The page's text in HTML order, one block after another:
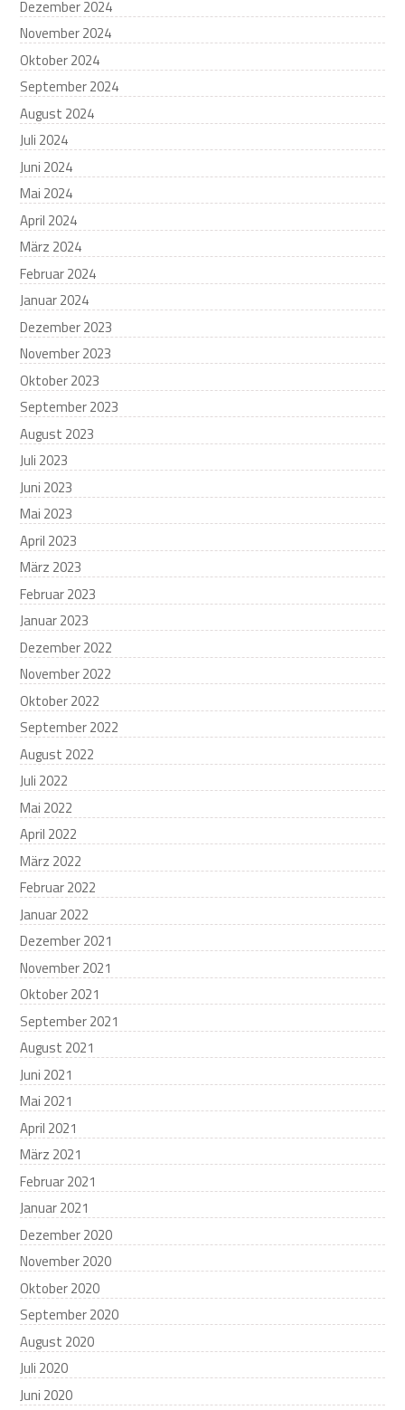
Dezember 2024
November 2024
Oktober 2024
September 2024
August 2024
Juli 2024
Juni 2024
Mai 2024
April 2024
März 2024
Februar 2024
Januar 2024
Dezember 2023
November 2023
Oktober 2023
September 2023
August 2023
Juli 2023
Juni 2023
Mai 2023
April 2023
März 2023
Februar 2023
Januar 2023
Dezember 2022
November 2022
Oktober 2022
September 2022
August 2022
Juli 2022
Mai 2022
April 2022
März 2022
Februar 2022
Januar 2022
Dezember 2021
November 2021
Oktober 2021
September 2021
August 2021
Juni 2021
Mai 2021
April 2021
März 2021
Februar 2021
Januar 2021
Dezember 2020
November 2020
Oktober 2020
September 2020
August 2020
Juli 2020
Juni 2020